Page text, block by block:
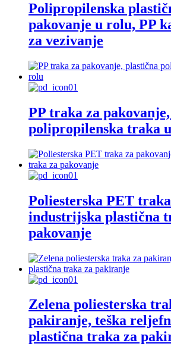
Polipropilenska
pakovanje u rolu, PP
za vezivanje
PP traka za
polipropilenska traka
Poliesterska PET
industrijska plastična
pakovanje
Zelena poliesterska
pakiranje, teška
plastična traka za